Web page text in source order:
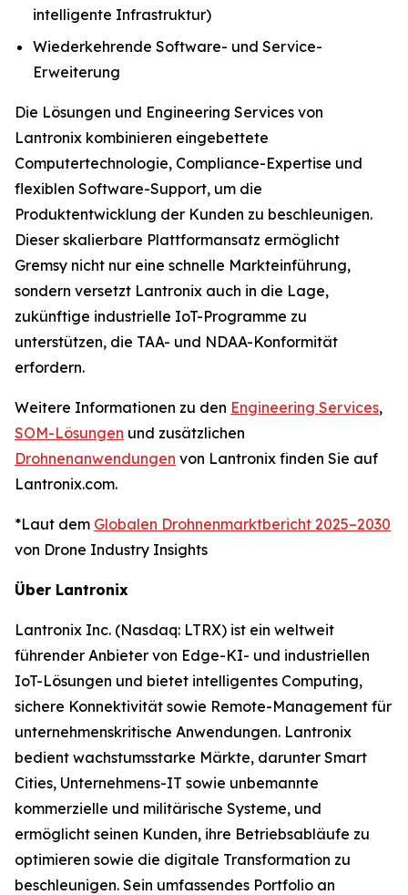
intelligente Infrastruktur)
Wiederkehrende Software- und Service-
Erweiterung
Die Lösungen und Engineering Services von
Lantronix kombinieren eingebettete
Computertechnologie, Compliance-Expertise und
flexiblen Software-Support, um die
Produktentwicklung der Kunden zu beschleunigen.
Dieser skalierbare Plattformansatz ermöglicht
Gremsy nicht nur eine schnelle Markteinführung,
sondern versetzt Lantronix auch in die Lage,
zukünftige industrielle IoT-Programme zu
unterstützen, die TAA- und NDAA-Konformität
erfordern.
Weitere Informationen zu den Engineering Services,
SOM-Lösungen und zusätzlichen
Drohnenanwendungen von Lantronix finden Sie auf
Lantronix.com.
*Laut dem Globalen Drohnenmarktbericht 2025–2030
von Drone Industry Insights
Über Lantronix
Lantronix Inc. (Nasdaq: LTRX) ist ein weltweit
führender Anbieter von Edge-KI- und industriellen
IoT-Lösungen und bietet intelligentes Computing,
sichere Konnektivität sowie Remote-Management für
unternehmenskritische Anwendungen. Lantronix
bedient wachstumsstarke Märkte, darunter Smart
Cities, Unternehmens-IT sowie unbemannte
kommerzielle und militärische Systeme, und
ermöglicht seinen Kunden, ihre Betriebsabläufe zu
optimieren sowie die digitale Transformation zu
beschleunigen. Sein umfassendes Portfolio an